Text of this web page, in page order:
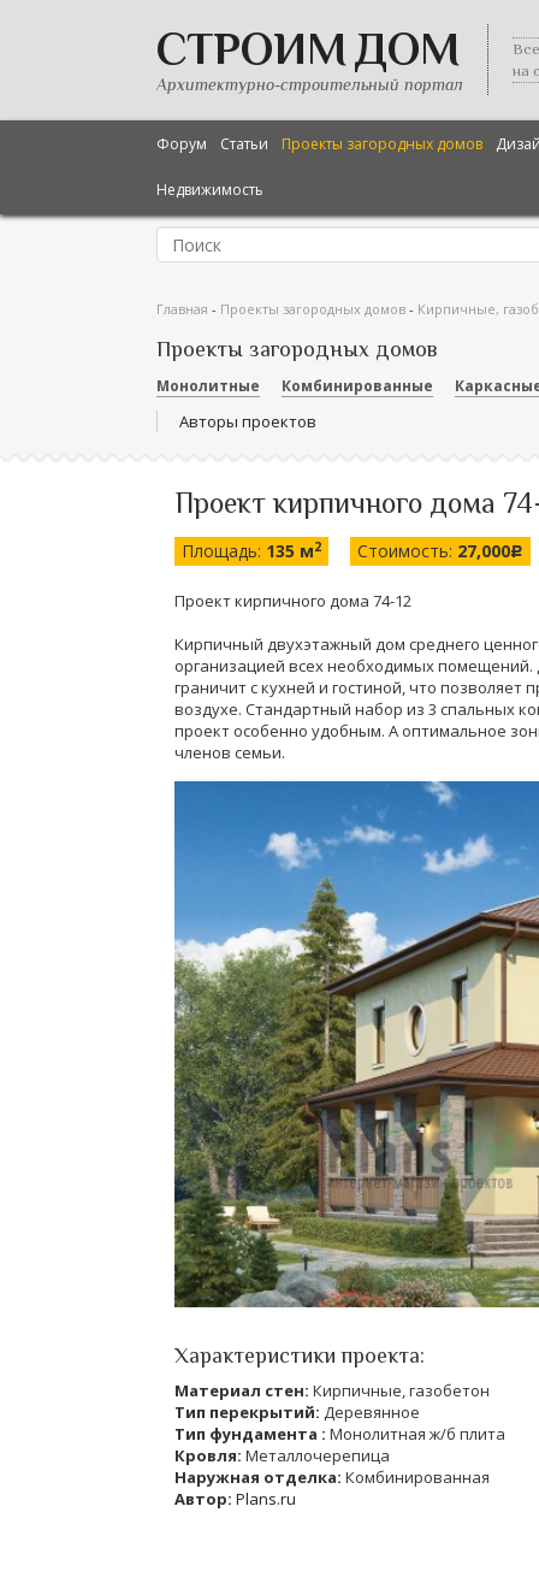
СТРОИМ ДОМ
Архитектурно-строительный портал
на
Форум Статьи Проекты загородных домов
Недвижимость
Главная - Проекты загородных домов - Кирпичные,
Проекты загородных домов
Монолитные Комбинированные
Авторы проектов
Проект кирпичного дома
Площадь: 135 м2 Стоимость: 27,000c
Проект кирпичного дома 74-12
Кирпичный двухэтажный дом среднего
организацией всех необходимых
граничит с кухней и гостиной, что
воздухе. Стандартный набор из 3 спальных
проект особенно удобным. А оптимальное
членов семьи.
Характеристики проекта:
Материал стен: Кирпичные, газобетон
Тип перекрытий: Деревянное
Тип фундамента : Монолитная ж/б плита
Кровля: Металлочерепица
Наружная отделка: Комбинированная
Автор: Plans.ru